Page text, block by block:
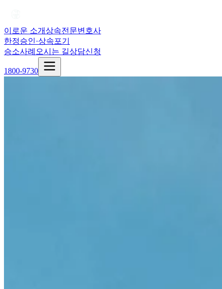
이로운 소개상속전문변호사
한정승인·상속포기
승소사례 오시는 길상담신청
1800-9730